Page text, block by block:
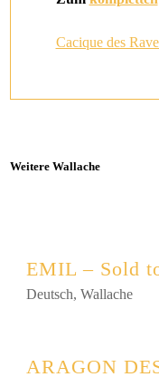
Cacique des
Weitere Wallache
EMIL – Sold
Deutsch, Wallache
ARAGON